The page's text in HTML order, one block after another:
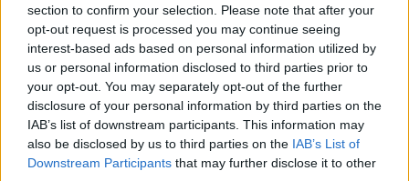
section to confirm your selection. Please note that after your
opt-out request is processed you may continue seeing
interest-based ads based on personal information utilized by
us or personal information disclosed to third parties prior to
your opt-out. You may separately opt-out of the further
disclosure of your personal information by third parties on the
IAB’s list of downstream participants. This information may
also be disclosed by us to third parties on the IAB’s List of
Downstream Participants that may further disclose it to other
All Videos
Ο Σπύρος Σαμοΐλης
κάνει push ups!
All Videos
Survivor: Σάλος με το
βίντεο από το
αγώνισμα της
Κυριακής – Υπήρξε
παραβίαση κανόνων;